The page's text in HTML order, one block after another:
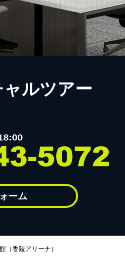
ルツアー
ーム
（香陵アリーナ）